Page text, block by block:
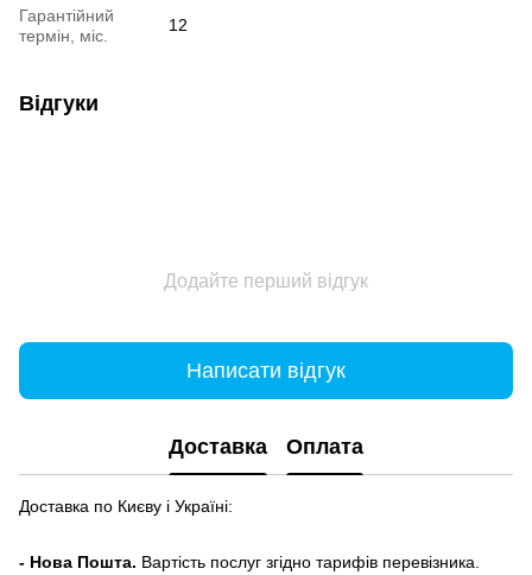
Гарантійний
термін, міс.
12
Відгуки
Додайте перший відгук
Написати відгук
Доставка Оплата
Доставка по Києву і Україні:
- Нова Пошта. Вартість послуг згідно тарифів перевізника.